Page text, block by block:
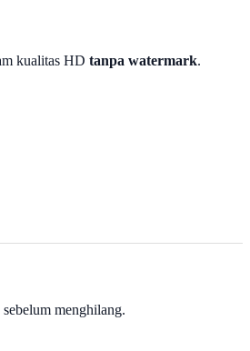
kualitas HD tanpa watermark.
sebelum menghilang.